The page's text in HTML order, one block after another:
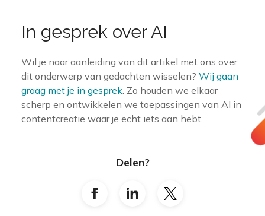
In gesprek over AI
Wil je naar aanleiding van dit artikel met ons over
dit onderwerp van gedachten wisselen? Wij gaan
graag met je in gesprek . Zo houden we elkaar
scherp en ontwikkelen we toepassingen van AI in
contentcreatie waar je echt iets aan hebt.
Delen?